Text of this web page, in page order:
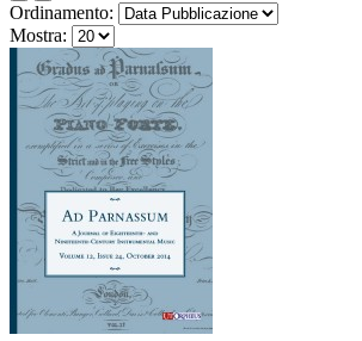
Ordinamento:
Mostra: